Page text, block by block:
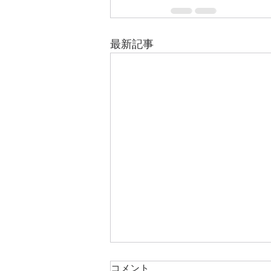
最新記事
コメント